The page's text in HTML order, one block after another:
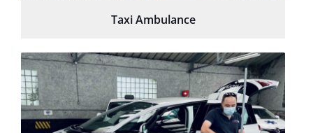
Taxi Ambulance